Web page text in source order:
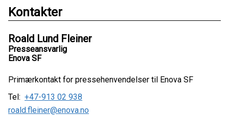
Kontakter
Roald Lund Fleiner
Presseansvarlig
Enova SF
Primærkontakt for pressehenvendelser til Enova SF
Tel: +47-913 02 938
roald.fleiner@enova.no